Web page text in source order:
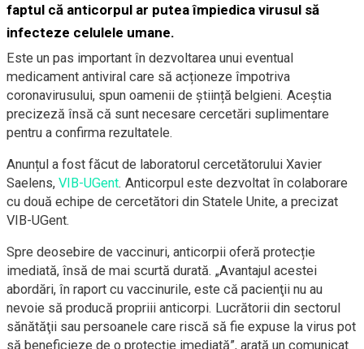
faptul că anticorpul ar putea împiedica virusul să
infecteze celulele umane.
Este un pas important în dezvoltarea unui eventual
medicament antiviral care să acționeze împotriva
coronavirusului, spun oamenii de știință belgieni. Aceștia
precizeză însă că sunt necesare cercetări suplimentare
pentru a confirma rezultatele.
Anunțul a fost făcut de laboratorul cercetătorului Xavier
Saelens, VIB-UGent. Anticorpul este dezvoltat în colaborare
cu două echipe de cercetători din Statele Unite, a precizat
VIB-UGent.
Spre deosebire de vaccinuri, anticorpii oferă protecție
imediată, însă de mai scurtă durată. „Avantajul acestei
abordări, în raport cu vaccinurile, este că pacienţii nu au
nevoie să producă propriii anticorpi. Lucrătorii din sectorul
sănătăţii sau persoanele care riscă să fie expuse la virus pot
să beneficieze de o protecţie imediată”, arată un comunicat